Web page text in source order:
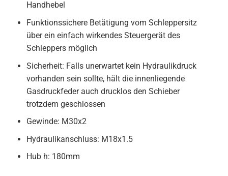
Handhebel
Funktionssichere Betätigung vom Schleppersitz
über ein einfach wirkendes Steuergerät des
Schleppers möglich
Sicherheit: Falls unerwartet kein Hydraulikdruck
vorhanden sein sollte, hält die innenliegende
Gasdruckfeder auch drucklos den Schieber
trotzdem geschlossen
Gewinde: M30x2
Hydraulikanschluss: M18x1.5
Hub h: 180mm